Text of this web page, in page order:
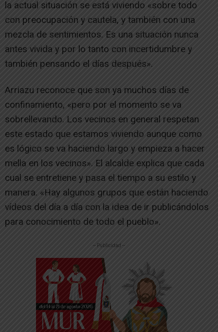
la actual situación se está viviendo «sobre todo
con preocupación y cautela, y también con una
mezcla de sentimientos. Es una situación nunca
antes vivida y por lo tanto con incertidumbre y
también pensando el días después».
Arriazu reconoce que son ya muchos días de
confinamiento, «pero por el momento se va
sobrellevando. Los vecinos en general respetan
este estado que estamos viviendo aunque como
es lógico se va haciendo largo y empieza a hacer
mella en los vecinos». El alcalde explica que cada
cual se entretiene y pasa el tiempo a su estilo y
manera. «Hay algunos grupos que están haciendo
vídeos del día a día con la idea de ir publicándolos
para conocimiento de todo el pueblo».
-- Publicidad --